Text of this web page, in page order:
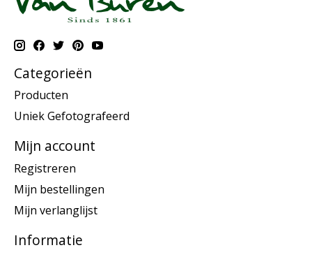
Categorieën
Producten
Uniek Gefotografeerd
Mijn account
Registreren
Mijn bestellingen
Mijn verlanglijst
Informatie